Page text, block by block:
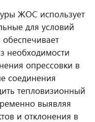
ЖОС использует
для условий
обеспечивает
необходимости
опрессовки в
соединения
тепловизионный
выявляя
и отклонения в